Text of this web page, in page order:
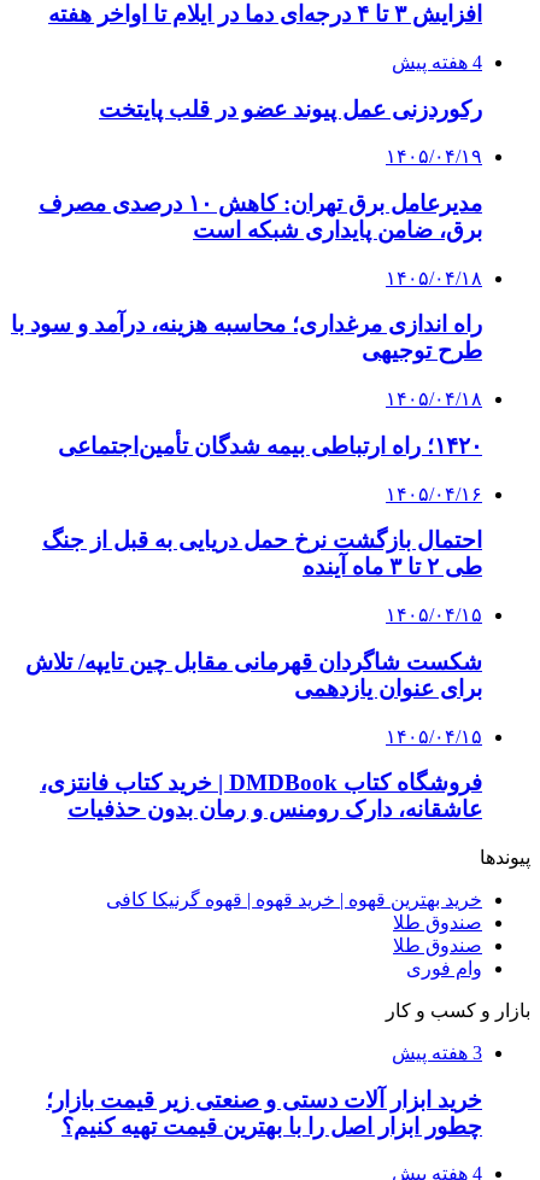
افزایش ۳ تا ۴ درجه‌ای دما در ایلام تا اواخر هفته
4 هفته پیش
رکوردزنی عمل پیوند عضو در قلب پایتخت
۱۴۰۵/۰۴/۱۹
مدیرعامل برق تهران: کاهش ۱۰ درصدی مصرف
برق، ضامن پایداری شبکه است
۱۴۰۵/۰۴/۱۸
راه اندازی مرغداری؛ محاسبه هزینه، درآمد و سود با
طرح توجیهی
۱۴۰۵/۰۴/۱۸
۱۴۲۰؛ راه ارتباطی بیمه شدگان تأمین‌اجتماعی
۱۴۰۵/۰۴/۱۶
احتمال بازگشت نرخ حمل دریایی به قبل از جنگ
طی ۲ تا ۳ ماه آینده
۱۴۰۵/۰۴/۱۵
شکست شاگردان قهرمانی مقابل چین تایپه/ تلاش
برای عنوان یازدهمی
۱۴۰۵/۰۴/۱۵
فروشگاه کتاب DMDBook | خرید کتاب فانتزی،
عاشقانه، دارک رومنس و رمان بدون حذفیات
پیوندها
خرید بهترین قهوه | خرید قهوه | قهوه گرنیکا کافی
صندوق طلا
صندوق طلا
وام فوری
بازار و کسب و کار
3 هفته پیش
خرید ابزار آلات دستی و صنعتی زیر قیمت بازار؛
چطور ابزار اصل را با بهترین قیمت تهیه کنیم؟
4 هفته پیش